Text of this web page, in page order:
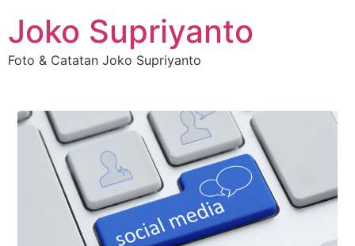
Joko Supriyanto
Foto & Catatan Joko Supriyanto